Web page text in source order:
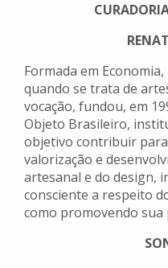
Formada em
quando se trata de
vocação, fundou, em
Objeto Brasileiro,
objetivo contribuir
valorização e
artesanal e do design,
consciente a respeito
como promovendo